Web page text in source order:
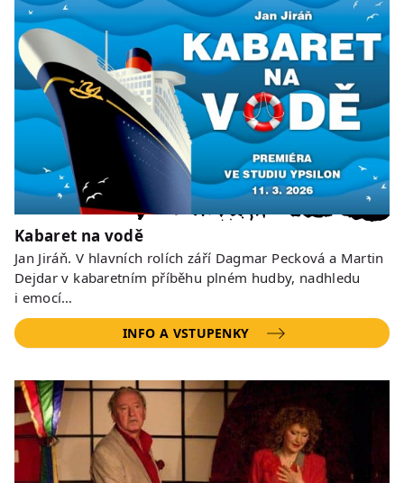
Kabaret na vodě
Jan Jiráň. V hlavních rolích září Dagmar Pecková a Martin
Dejdar v kabaretním příběhu plném hudby, nadhledu
i emocí…
INFO A VSTUPENKY